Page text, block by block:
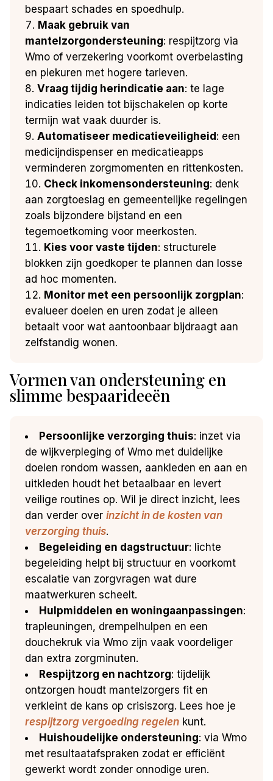
bespaart schades en spoedhulp.
Maak gebruik van
mantelzorgondersteuning: respijtzorg via
Wmo of verzekering voorkomt overbelasting
en piekuren met hogere tarieven.
Vraag tijdig herindicatie aan: te lage
indicaties leiden tot bijschakelen op korte
termijn wat vaak duurder is.
Automatiseer medicatieveiligheid: een
medicijndispenser en medicatieapps
verminderen zorgmomenten en rittenkosten.
Check inkomensondersteuning: denk
aan zorgtoeslag en gemeentelijke regelingen
zoals bijzondere bijstand en een
tegemoetkoming voor meerkosten.
Kies voor vaste tijden: structurele
blokken zijn goedkoper te plannen dan losse
ad hoc momenten.
Monitor met een persoonlijk zorgplan:
evalueer doelen en uren zodat je alleen
betaalt voor wat aantoonbaar bijdraagt aan
zelfstandig wonen.
Vormen van ondersteuning en
slimme bespaarideeën
Persoonlijke verzorging thuis: inzet via
de wijkverpleging of Wmo met duidelijke
doelen rondom wassen, aankleden en aan en
uitkleden houdt het betaalbaar en levert
veilige routines op. Wil je direct inzicht, lees
dan verder overinzicht in de kosten van
verzorging thuis.
Begeleiding en dagstructuur: lichte
begeleiding helpt bij structuur en voorkomt
escalatie van zorgvragen wat dure
maatwerkuren scheelt.
Hulpmiddelen en woningaanpassingen:
trapleuningen, drempelhulpen en een
douchekruk via Wmo zijn vaak voordeliger
dan extra zorgminuten.
Respijtzorg en nachtzorg: tijdelijk
ontzorgen houdt mantelzorgers fit en
verkleint de kans op crisiszorg. Lees hoe je
respijtzorg vergoeding regelen kunt.
Huishoudelijke ondersteuning: via Wmo
met resultaatafspraken zodat er efficiënt
gewerkt wordt zonder onnodige uren.